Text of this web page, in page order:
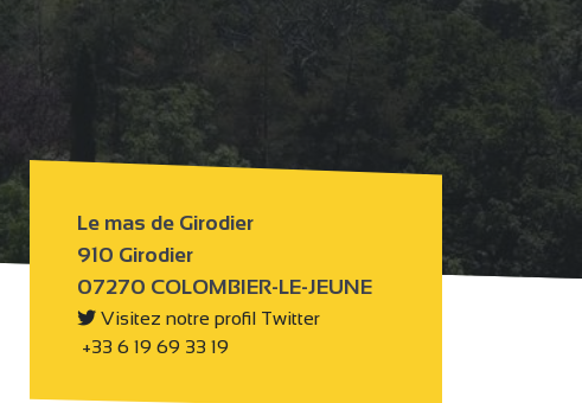
Le mas de Girodier
910 Girodier
07270 COLOMBIER-LE-JEUNE
Visitez notre profil Twitter
+33 6 19 69 33 19